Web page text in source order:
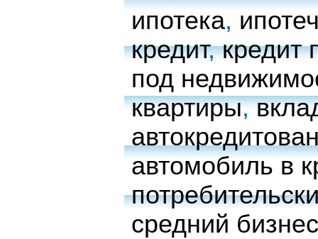
ипотека,
кредит,кредит
под
квартиры,
автомобиль в
средний бизнес